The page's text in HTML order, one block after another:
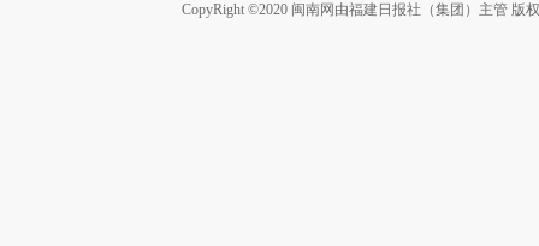
CopyRight ©2020 闽南网由福建日报社（集团）主管 版